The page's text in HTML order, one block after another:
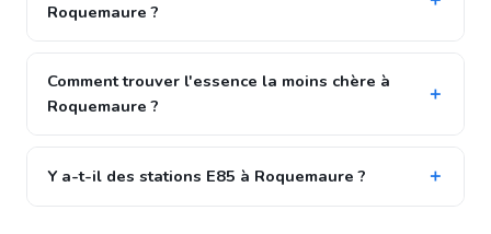
Roquemaure ?
Comment trouver l'essence la moins chère à
Roquemaure ?
Y a-t-il des stations E85 à Roquemaure ?